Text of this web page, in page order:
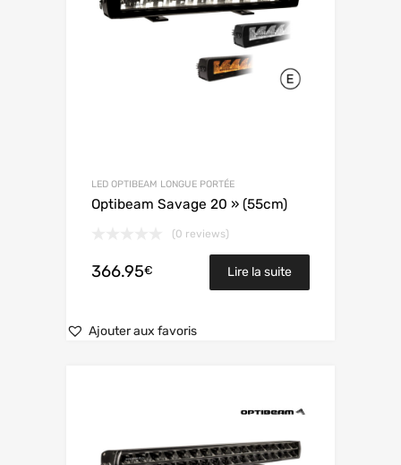
LED OPTIBEAM LONGUE PORTÉE
Optibeam Savage 20 » (55cm)
(0 reviews)
366.95€ Lire la suite
Ajouter aux favoris